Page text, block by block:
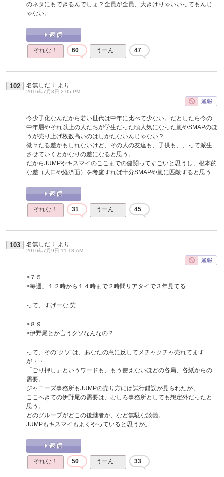
のネタにもできるんでしょ？全員が全員、大きけりゃいいってもんじ
ゃない。
それな！ 60 うーん… 47
102 名無しだＪ より
2016年7月3日 2:05 PM
今少子化なんだから若い世代は中年に比べて少ない。だとしたら今の
中年層やそれ以上の人たちが学生だった頃人気になった嵐やSMAPのほ
うが売り上げ枚数高いのはしかたないんじゃない？
微々たる差かもしれないけど、その人の友達も、子供も、、って派生
させていくとかなりの差になると思う。
だからJUMPやキスマイのここまでの健闘ってすごいと思うし、根本的
な差（人口や経済面）を考慮すれば十分SMAPや嵐に匹敵すると思う
それな！ 31 うーん… 45
103 名無しだＪ より
2016年7月9日 11:18 AM
>７５
>毎週」１２時から１４時まで２時間リアタイで３年見てる
って、すげーな 笑
>８９
>伊野尾とか言うクソなんなの？
って、その”クソ”は、あなたの意に反してメチャクチャ売れてます
が・・
「ごり押し」というワードも、もう使えないほどの各局、各紙からの
需要。
ジャニーズ事務所もJUMPの売り方には試行錯誤が見られたが、
ここへきての伊野尾の需要は、むしろ事務所としても想定外だったと
思う。
どのグループがどこの後継者か、など無駄な談義。
JUMPもキスマイもよくやっていると思うが。
それな！ 50 うーん… 33